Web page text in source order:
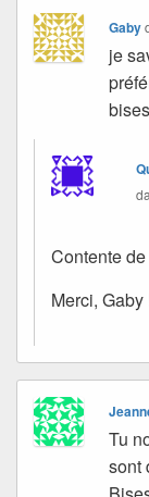
Gaby
je
bises
Contente
Merci, Gaby
Tu
sont